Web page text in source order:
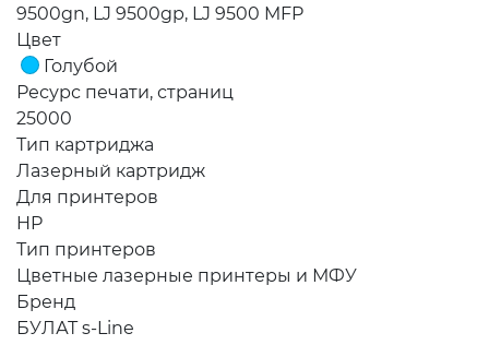
9500gn, LJ 9500gp, LJ 9500 MFP
Цвет
Голубой
Ресурс печати, страниц
25000
Тип картриджа
Лазерный картридж
Для принтеров
HP
Тип принтеров
Цветные лазерные принтеры и МФУ
Бренд
БУЛАТ s-Line